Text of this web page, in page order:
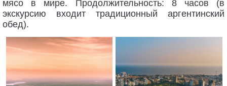
мясо в мире. Продолжительность: 8 часов (в
экскурсию входит традиционный аргентинский
обед).